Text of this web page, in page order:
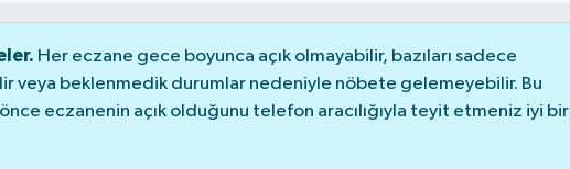
Her eczane gece boyunca açık olmayabilir, bazıları sadece
veya beklenmedik durumlar nedeniyle nöbete gelemeyebilir. Bu
eczanenin açık olduğunu telefon aracılığıyla teyit etmeniz iyi bir